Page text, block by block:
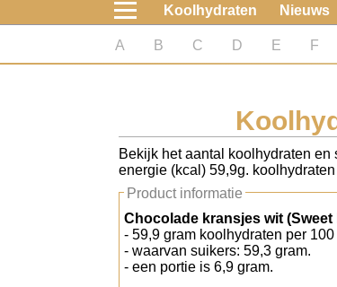
koolhydraatarme diëten
Diabetes test
Koolhydraten tellen
Koolhydraten Nieuws
A B C D E F
Bekijk het aantal koolhydraten
energie (kcal) 59,9g.
Product informatie
Chocolade kransjes wit
- 59,9 gram koolhydraten per 100
- waarvan suikers: 59,3 gram.
- een portie is 6,9 gram.